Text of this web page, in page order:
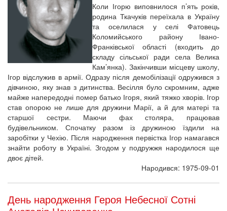
Коли Ігорю виповнилося п’ять років,
родина Ткачуків переїхала в Україну
та оселилася у селі Фатовець
Коломийського району Івано-
Франківської області (входить до
складу сільської ради села Велика
Кам’янка). Закінчивши місцеву школу,
Ігор відслужив в армії. Одразу після демобілізації одружився з
дівчиною, яку знав з дитинства. Весілля було скромним, адже
майже напередодні помер батько Ігоря, який тяжко хворів. Ігор
став опорою не лише для дружини Марії, а й для матері та
старшої сестри. Маючи фах столяра, працював
будівельником. Спочатку разом із дружиною їздили на
заробітки у Чехію. Після народження первістка Ігор намагався
знайти роботу в Україні. Згодом у подружжя народилося ще
двоє дітей.
Народився: 1975-09-01
День народження Героя Небесної Сотні